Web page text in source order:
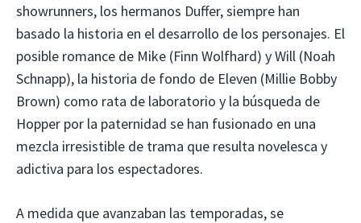
showrunners, los hermanos Duffer, siempre han
basado la historia en el desarrollo de los personajes. El
posible romance de Mike (Finn Wolfhard) y Will (Noah
Schnapp), la historia de fondo de Eleven (Millie Bobby
Brown) como rata de laboratorio y la búsqueda de
Hopper por la paternidad se han fusionado en una
mezcla irresistible de trama que resulta novelesca y
adictiva para los espectadores.
A medida que avanzaban las temporadas, se